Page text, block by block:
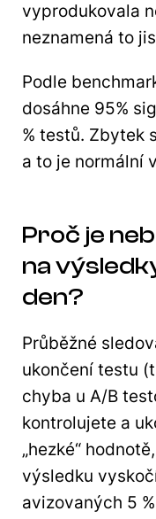
vyprodukovala
neznamená to
Podle
dosáhne 95%
% testů. Zbytek
a to je normální
Proč je
na
den?
Průběžné
ukončení testu
chyba u A/B
kontrolujete a
„hezké“
výsledku
avizovaných 5